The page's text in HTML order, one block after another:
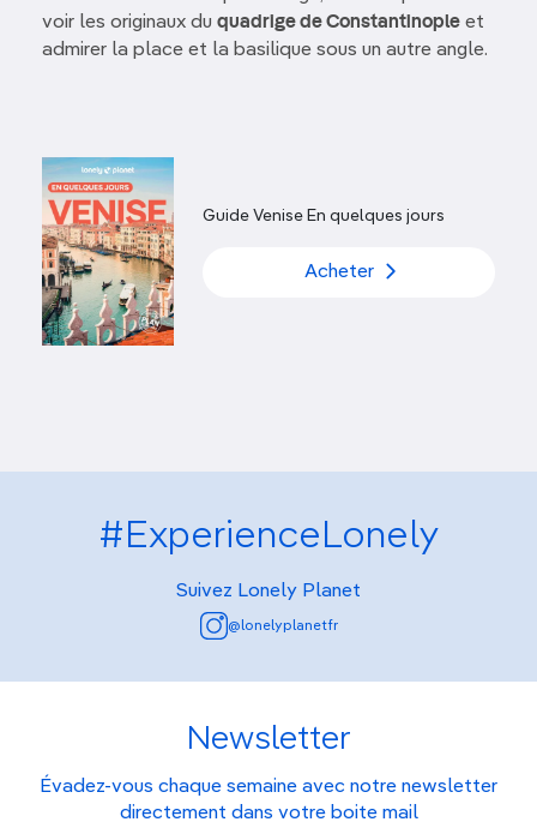
voir les originaux du quadrige de Constantinople et
admirer la place et la basilique sous un autre angle.
Guide Venise En quelques jours
Acheter
#ExperienceLonely
Suivez Lonely Planet
@lonelyplanetfr
Newsletter
Évadez-vous chaque semaine avec notre newsletter
directement dans votre boite mail